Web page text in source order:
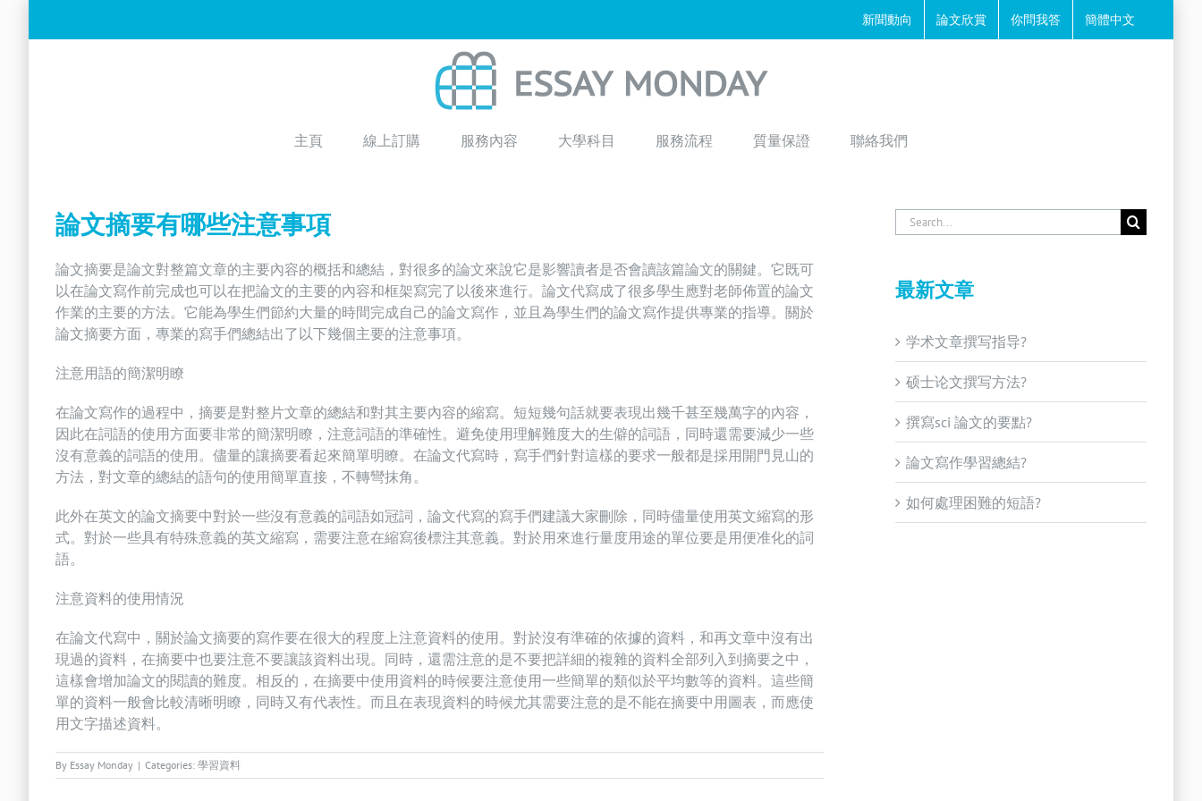
新聞動向 論文欣賞 你問我答 簡體中文
主頁 線上訂購 服務內容 大學科目 服務流程 質量保證 聯絡我們
論文摘要有哪些注意事項
論文摘要是論文對整篇文章的主要內容的概括和總結，對很多的論文來說它是影響讀者是否會讀該篇論文的關鍵。它既可
以在論文寫作前完成也可以在把論文的主要的內容和框架寫完了以後來進行。論文代寫成了很多學生應對老師佈置的論文
作業的主要的方法。它能為學生們節約大量的時間完成自己的論文寫作，並且為學生們的論文寫作提供專業的指導。關於
論文摘要方面，專業的寫手們總結出了以下幾個主要的注意事項。
注意用語的簡潔明瞭
在論文寫作的過程中，摘要是對整片文章的總結和對其主要內容的縮寫。短短幾句話就要表現出幾千甚至幾萬字的內容，
因此在詞語的使用方面要非常的簡潔明瞭，注意詞語的準確性。避免使用理解難度大的生僻的詞語，同時還需要減少一些
沒有意義的詞語的使用。儘量的讓摘要看起來簡單明瞭。在論文代寫時，寫手們針對這樣的要求一般都是採用開門見山的
方法，對文章的總結的語句的使用簡單直接，不轉彎抹角。
此外在英文的論文摘要中對於一些沒有意義的詞語如冠詞，論文代寫的寫手們建議大家刪除，同時儘量使用英文縮寫的形
式。對於一些具有特殊意義的英文縮寫，需要注意在縮寫後標注其意義。對於用來進行量度用途的單位要是用便准化的詞
語。
注意資料的使用情況
在論文代寫中，關於論文摘要的寫作要在很大的程度上注意資料的使用。對於沒有準確的依據的資料，和再文章中沒有出
現過的資料，在摘要中也要注意不要讓該資料出現。同時，還需注意的是不要把詳細的複雜的資料全部列入到摘要之中，
這樣會增加論文的閱讀的難度。相反的，在摘要中使用資料的時候要注意使用一些簡單的類似於平均數等的資料。這些簡
單的資料一般會比較清晰明瞭，同時又有代表性。而且在表現資料的時候尤其需要注意的是不能在摘要中用圖表，而應使
用文字描述資料。
By Essay Monday | Categories: 學習資料
Search
for:
最新文章
学术文章撰写指导?
硕士论文撰写方法?
撰寫sci 論文的要點?
論文寫作學習總結?
如何處理困難的短語?